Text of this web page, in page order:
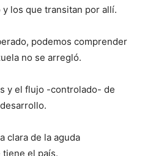
los que transitan por allí.
podemos comprender
no se arregló.
y el flujo -controlado- de
clara de la aguda
el país.